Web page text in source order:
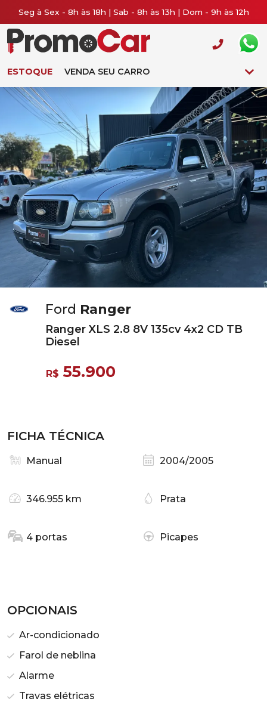
Seg à Sex - 8h às 18h | Sab - 8h às 13h | Dom - 9h às 12h
ESTOQUE VENDA SEU CARRO
Ford Ranger
Ranger XLS 2.8 8V 135cv 4x2 CD TB
Diesel
R$ 55.900
FICHA TÉCNICA
Manual 2004/2005
346.955 km Prata
4 portas Picapes
OPCIONAIS
Ar-condicionado
Farol de neblina
Alarme
Travas elétricas